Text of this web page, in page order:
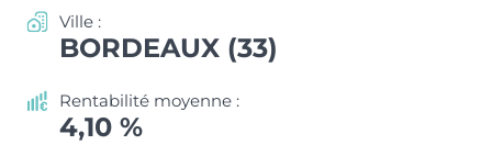
Ville :
BORDEAUX (33)
Rentabilité moyenne :
4,10 %